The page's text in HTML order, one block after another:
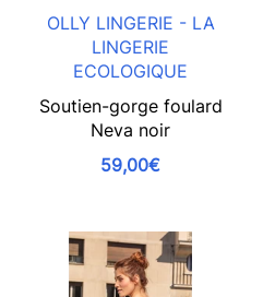
OLLY LINGERIE - LA
LINGERIE
ECOLOGIQUE
Soutien-gorge foulard
Neva noir
59,00€